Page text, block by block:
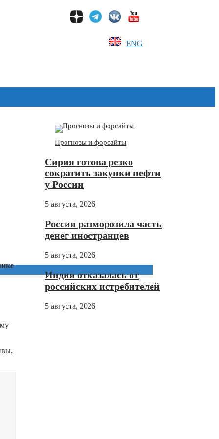
ENG
Прогнозы и форсайты
Сирия готова резко
сократить закупки нефти
у России
5 августа, 2026
Россия разморозила часть
денег иностранцев
5 августа, 2026
Индия отказалась от
российских истребителей
5 августа, 2026